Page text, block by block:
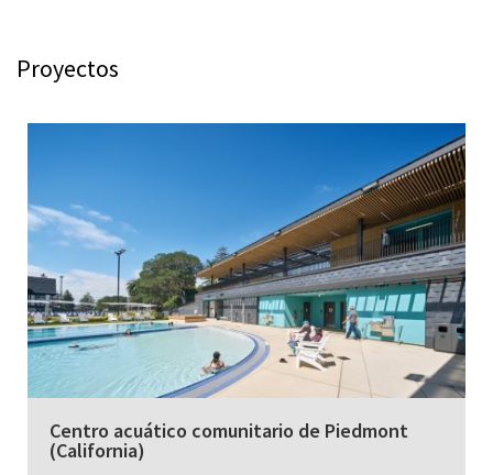
Proyectos
Centro acuático comunitario de Piedmont
(California)